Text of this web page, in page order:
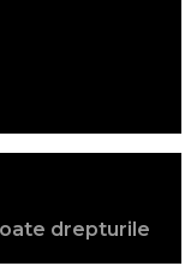
drepturile